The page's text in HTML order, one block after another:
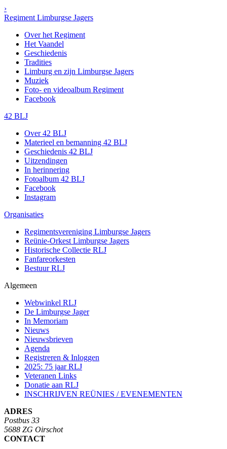
›
Regiment Limburgse Jagers
Over het Regiment
Het Vaandel
Geschiedenis
Tradities
Limburg en zijn Limburgse Jagers
Muziek
Foto- en videoalbum Regiment
Facebook
42 BLJ
Over 42 BLJ
Materieel en bemanning 42 BLJ
Geschiedenis 42 BLJ
Uitzendingen
In herinnering
Fotoalbum 42 BLJ
Facebook
Instagram
Organisaties
Regimentsvereniging Limburgse Jagers
Reünie-Orkest Limburgse Jagers
Historische Collectie RLJ
Fanfareorkesten
Bestuur RLJ
Algemeen
Webwinkel RLJ
De Limburgse Jager
In Memoriam
Nieuws
Nieuwsbrieven
Agenda
Registreren & Inloggen
2025: 75 jaar RLJ
Veteranen Links
Donatie aan RLJ
INSCHRIJVEN REÜNIES / EVENEMENTEN
ADRES
Postbus 33
5688 ZG Oirschot
CONTACT